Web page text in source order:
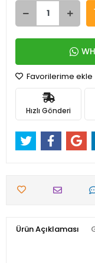
Favorilerime ekle
Hızlı Gönderi
Ürün Açıklaması